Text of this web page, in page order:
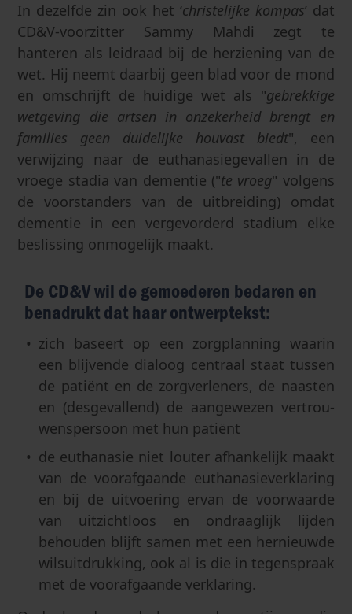
In dezelfde zin ook het ‘christelijke kompas’ dat
CD&V-voorzitter Sammy Mahdi zegt te
hanteren als leidraad bij de herziening van de
wet. Hij neemt daarbij geen blad voor de mond
en omschrijft de huidige wet als "gebrekkige
wetgeving die artsen in onzekerheid brengt en
families geen duidelijke houvast biedt", een
verwijzing naar de euthanasiegevallen in de
vroege stadia van dementie ("te vroeg" volgens
de voorstanders van de uitbreiding) omdat
dementie in een vergevorderd stadium elke
beslissing onmogelijk maakt.
De CD&V wil de gemoederen bedaren en
benadrukt dat haar ontwerptekst:
zich baseert op een zorgplanning waarin
een blijvende dialoog centraal staat tussen
de patiënt en de zorgverleners, de naasten
en (desgevallend) de aangewezen vertrou­
wensper­soon met hun patiënt
de euthanasie niet louter afhankelijk maakt
van de voorafgaande euthanasieverklaring
en bij de uitvoering ervan de voorwaarde
van uitzichtloos en ondraaglijk lijden
behouden blijft samen met een hernieuwde
wilsuitdrukking, ook al is die in tegenspraak
met de voorafgaande verklaring.